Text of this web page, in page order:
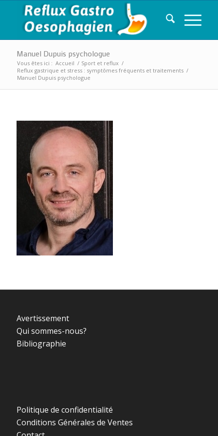
Manuel Dupuis psychologue
Vous êtes ici : Accueil / Sport et reflux /
Reflux gastrique et stress : symptômes fréquents et traitements /
Manuel Dupuis psychologue
Avertissement
Qui sommes-nous?
Bibliographie
Politique de confidentialité
Conditions Générales de Ventes